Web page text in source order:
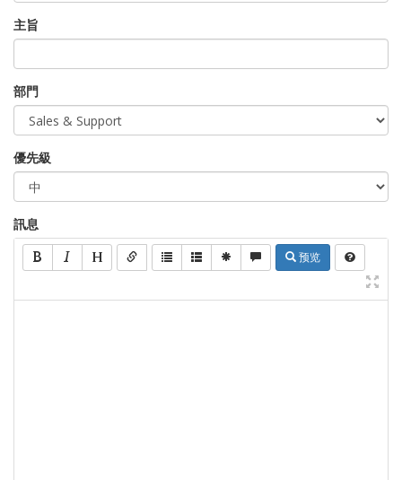
主旨
部門
優先級
訊息
预览